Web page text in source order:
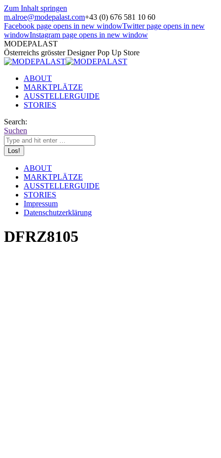
Zum Inhalt springen
m.alroe@modepalast.com+43 (0) 676 581 10 60
Facebook page opens in new windowTwitter page opens in new
windowInstagram page opens in new window
MODEPALAST
Österreichs grösster Designer Pop Up Store
ABOUT
MARKTPLÄTZE
AUSSTELLERGUIDE
STORIES
Search:
Suchen
ABOUT
MARKTPLÄTZE
AUSSTELLERGUIDE
STORIES
Impressum
Datenschutzerklärung
DFRZ8105